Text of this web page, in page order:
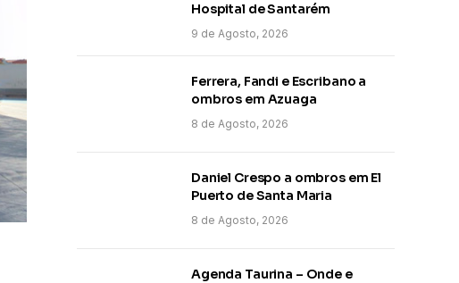
Hospital de Santarém
9 de Agosto, 2026
Ferrera, Fandi e Escribano a
ombros em Azuaga
8 de Agosto, 2026
Daniel Crespo a ombros em El
Puerto de Santa Maria
8 de Agosto, 2026
Agenda Taurina – Onde e